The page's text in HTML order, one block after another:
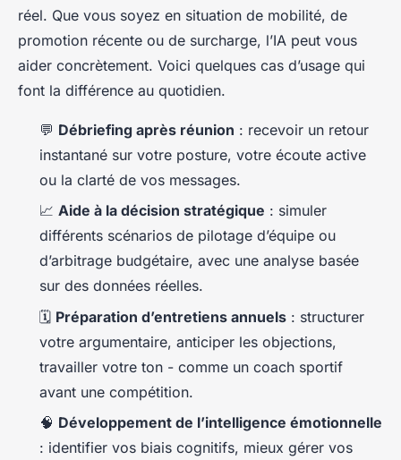
réel. Que vous soyez en situation de mobilité, de
promotion récente ou de surcharge, l’IA peut vous
aider concrètement. Voici quelques cas d’usage qui
font la différence au quotidien.
💬 Débriefing après réunion : recevoir un retour
instantané sur votre posture, votre écoute active
ou la clarté de vos messages.
📈 Aide à la décision stratégique : simuler
différents scénarios de pilotage d’équipe ou
d’arbitrage budgétaire, avec une analyse basée
sur des données réelles.
🗓️ Préparation d’entretiens annuels : structurer
votre argumentaire, anticiper les objections,
travailler votre ton - comme un coach sportif
avant une compétition.
🧠 Développement de l’intelligence émotionnelle
: identifier vos biais cognitifs, mieux gérer vos